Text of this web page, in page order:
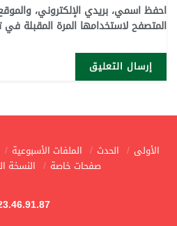
احفظ اسمي، بريدي الإلكتروني،
المتصفح لاستخدامها المرة المقبلة
الأولى الحدث الملفات الأسبوعية
صفحات خاصة
النسخة